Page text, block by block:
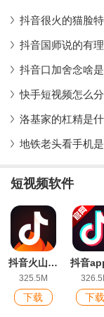
抖音很火的猫脸
抖音国师说的有
抖音口加舍念啥
快手短视频怎么
洛基家的杠精是
地铁老头看手机
短视频软件
抖音火山版(火山小视频)最新版
325.5M
下载 下载